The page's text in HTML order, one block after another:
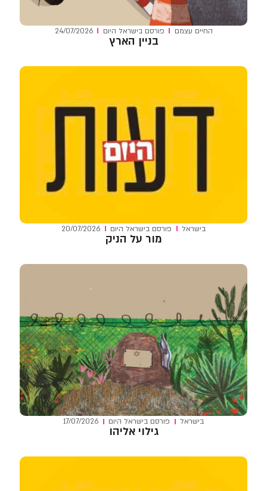
החיים עצמם פורסם בישראל היום 24/07/2026
בניין הארץ
בישראל פורסם בישראל היום 20/07/2026
מור על הניק
בישראל פורסם בישראל היום 17/07/2026
גילוי אליהו